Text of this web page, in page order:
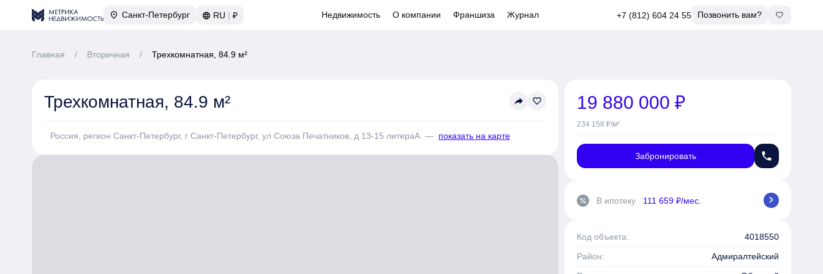
Санкт-Петербург RU | ₽ Недвижимость О компании Франшиза Журнал +7 (812) 604 24 55 Позвонить вам?
Главная / Вторичная / Трехкомнатная, 84.9 м²
Трехкомнатная, 84.9 м² reply favorite_border
Россия, регион Санкт-Петербург, г Санкт-Петербург, ул Союза Печатников, д 13-15 литераА — показать на карте
19 880 000 ₽
234 158 ₽/м²
Забронировать phone
percent В ипотеку 111 659 ₽/мес. chevron_right
Код объекта:
4018550
Район:
Адмиралтейский